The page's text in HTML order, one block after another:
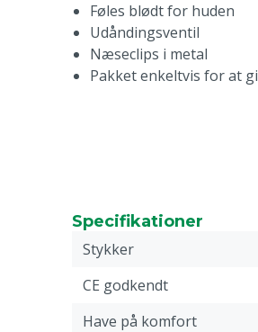
Føles blødt for huden
Udåndingsventil
Næseclips i metal
Pakket enkeltvis for at
Specifikationer
Stykker
CE godkendt
Have på komfort